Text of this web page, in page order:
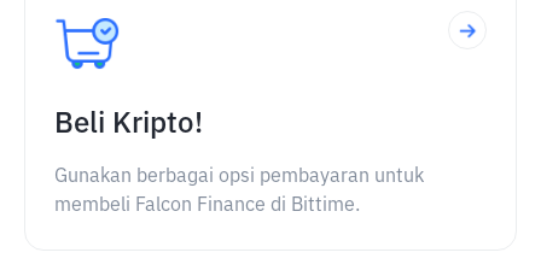
Beli Kripto!
Gunakan berbagai opsi pembayaran untuk
membeli Falcon Finance di Bittime.